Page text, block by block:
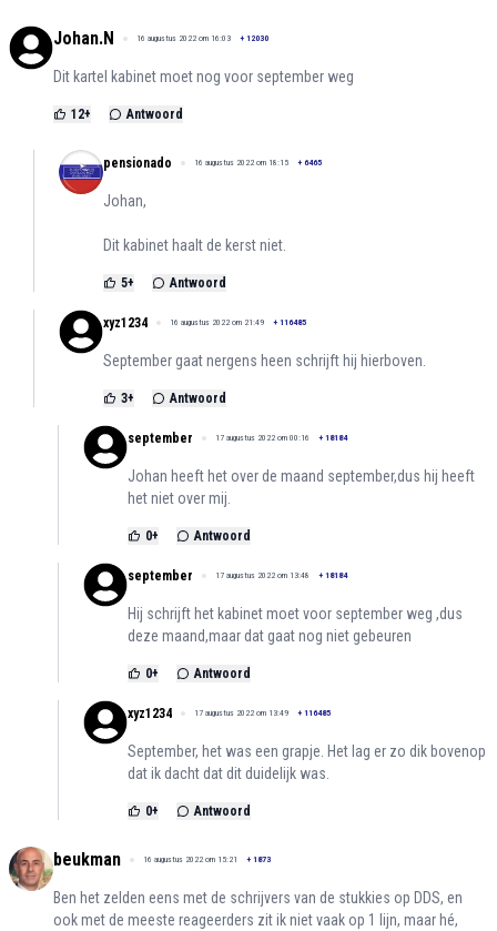
Johan.N 16 augustus 2022 om 16:03 + 12030
Dit kartel kabinet moet nog voor september weg
12+ Antwoord
pensionado 16 augustus 2022 om 18:15 + 6465
Johan,
Dit kabinet haalt de kerst niet.
5+ Antwoord
xyz1234 16 augustus 2022 om 21:49 + 116485
September gaat nergens heen schrijft hij hierboven.
3+ Antwoord
september 17 augustus 2022 om 00:16 + 18184
Johan heeft het over de maand september,dus hij heeft
het niet over mij.
0+ Antwoord
september 17 augustus 2022 om 13:48 + 18184
Hij schrijft het kabinet moet voor september weg ,dus
deze maand,maar dat gaat nog niet gebeuren
0+ Antwoord
xyz1234 17 augustus 2022 om 13:49 + 116485
September, het was een grapje. Het lag er zo dik bovenop
dat ik dacht dat dit duidelijk was.
0+ Antwoord
beukman 16 augustus 2022 om 15:21 + 1873
Ben het zelden eens met de schrijvers van de stukkies op DDS, en
ook met de meeste reageerders zit ik niet vaak op 1 lijn, maar hé,